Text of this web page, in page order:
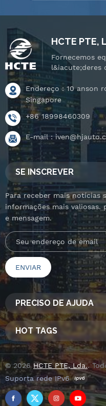
HCTE PTE,
Fornecemos
l&iacute;deres
Endereço : 10 anson
Singapore
+86 18998460309
E-mail :
SE INSCREVER
Para receber mais notícias
informações mais valiosas.
e mensagem.
PRECISO DE AJUDA
HOT TAGS
© 2026HCTE PTE, Lda..
Suporta rede IPv6